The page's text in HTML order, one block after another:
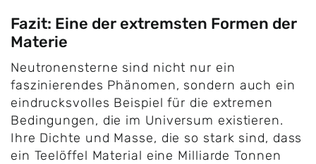
Fazit: Eine der extremsten Formen der
Materie
Neutronensterne sind nicht nur ein
faszinierendes Phänomen, sondern auch ein
eindrucksvolles Beispiel für die extremen
Bedingungen, die im Universum existieren.
Ihre Dichte und Masse, die so stark sind, dass
ein Teelöffel Material eine Milliarde Tonnen